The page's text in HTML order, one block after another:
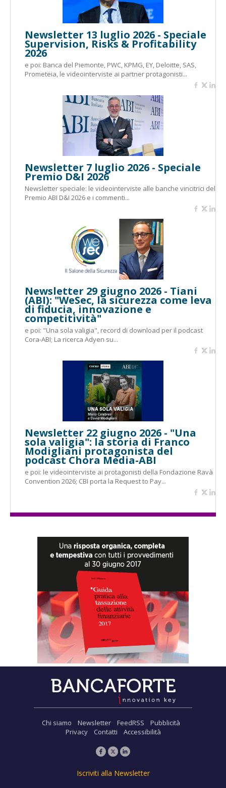
Newsletter 13 luglio 2026 - Speciale
Supervision, Risks & Profitability
2026
e poi: Banca del Piemonte, PWC, KPMG, EY, Deloitte, SAS,
Prometeia, le videointerviste ai partner protagonisti...
Newsletter 7 luglio 2026 - Speciale
Premio D&I 2026
Newsletter speciale: le videointerviste alle banche vincitrici del
Premio ABI D&I 2026 e i commenti...
Newsletter 29 giugno 2026 - Tiani
(ABI): "WeSec, la sicurezza come leva
di fiducia, innovazione e
competitività"
e poi: "Una sola valigia", record di download per il podcast
Cora-ABI; La ricerca Adyen su...
Newsletter 22 giugno 2026 - "Una
sola valigia": la storia di Franco
Modigliani protagonista del
podcast Chora Media-ABI
e poi: le videointerviste ai protagonisti della Fondazione Ravà
Convention 2026; CBI porta la Request to Pay...
Chi siamo Newsletter FeedRSS
Pubblicità
Privacy
Contatti Accessibilità
Iscriviti alla Newsletter